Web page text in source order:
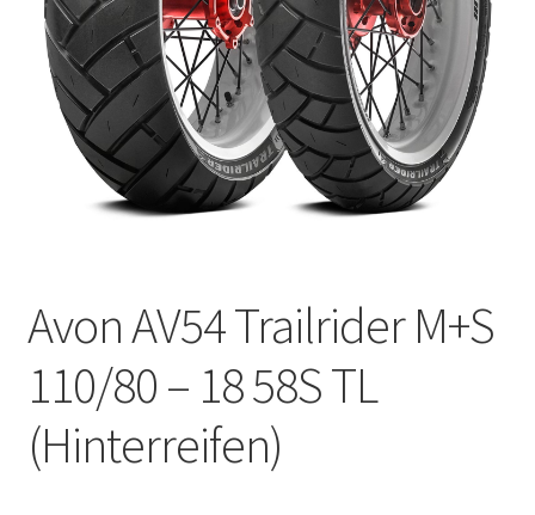
Avon AV54 Trailrider M+S
110/80 – 18 58S TL
(Hinterreifen)